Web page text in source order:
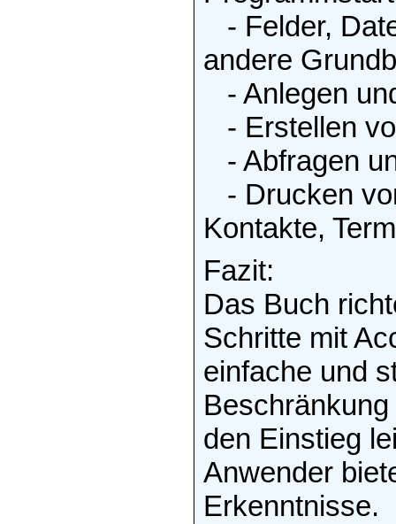
- Felder,
andere
- Anlegen
- Erstellen
- Abfragen
- Drucken
Kontakte,
Fazit:
Das Buch
Schritte mit
einfache und
den Einstieg
Anwender
Erkenntnisse.